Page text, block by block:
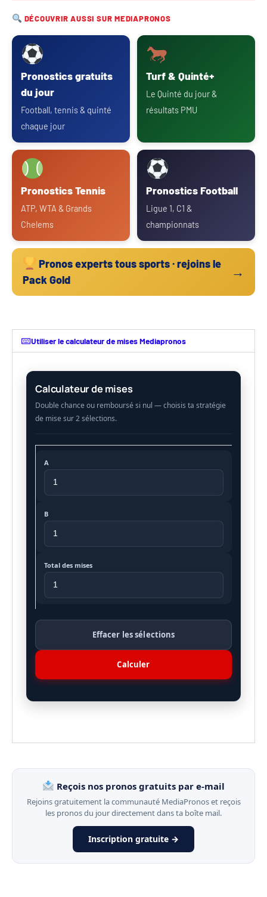
DÉCOUVRIR AUSSI SUR MEDIAPRONOS
Pronostics gratuits
du jour
Football, tennis & quinté
chaque jour
Turf & Quinté+
Le Quinté du jour &
résultats PMU
Pronostics Tennis
ATP, WTA & Grands
Chelems
Pronostics Football
Ligue 1, C1 &
championnats
Pronos experts tous sports · rejoins le
Pack Gold
→
Utiliser le calculateur de mises Mediapronos
Calculateur de mises
A
B
Total des mises
Effacer les sélections
Calculer
Reçois nos pronos gratuits par e-mail
Rejoins gratuitement la communauté MediaPronos et reçois
les pronos du jour directement dans ta boîte mail.
Inscription gratuite →